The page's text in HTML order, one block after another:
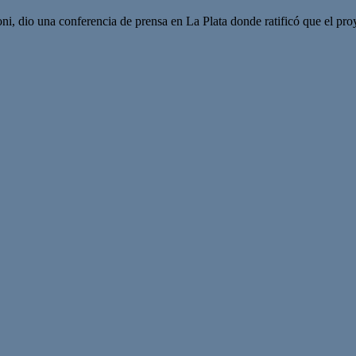
dio una conferencia de prensa en La Plata donde ratificó que el